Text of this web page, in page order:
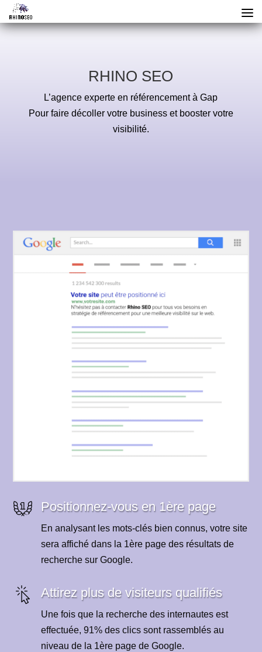
RHINO SEO
L’agence experte en référencement à Gap
Pour faire décoller votre business et booster votre
visibilité.
Positionnez-vous en 1ère page
En analysant les mots-clés bien connus, votre site
sera affiché dans la 1ère page des résultats de
recherche sur Google.
Attirez plus de visiteurs qualifiés
Une fois que la recherche des internautes est
effectuée, 91% des clics sont rassemblés au
niveau de la 1ère page de Google.